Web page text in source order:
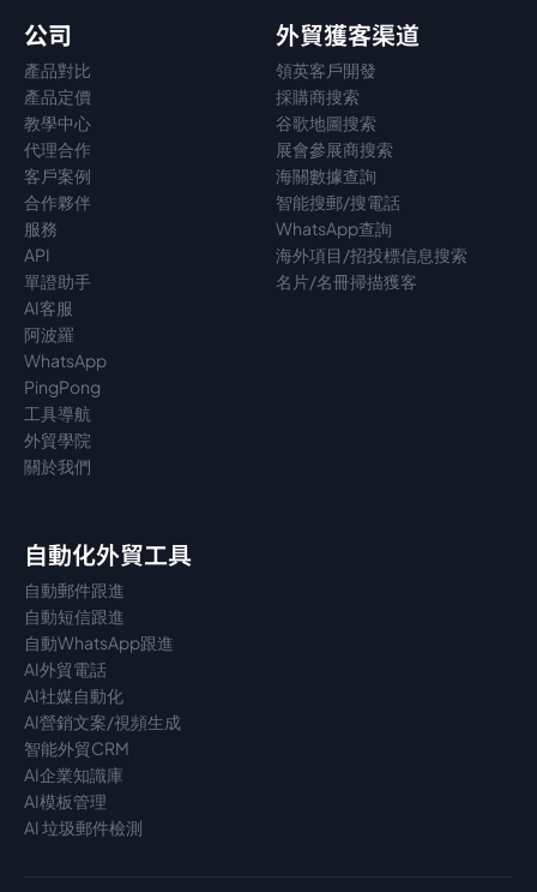
公司
產品對比
產品定價
教學中心
代理合作
客戶案例
合作夥伴
服務
API
單證助手
AI客服
阿波羅
WhatsApp
PingPong
工具導航
外貿學院
關於我們
外貿獲客渠道
領英客戶開發
採購商搜索
谷歌地圖搜索
展會參展商搜索
海關數據查詢
智能搜郵/搜電話
WhatsApp查詢
海外項目/招投標信息搜索
名片/名冊掃描獲客
自動化外貿工具
自動郵件跟進
自動短信跟進
自動WhatsApp跟進
AI外貿電話
AI社媒自動化
AI營銷文案/視頻生成
智能外貿CRM
AI企業知識庫
AI模板管理
AI 垃圾郵件檢測